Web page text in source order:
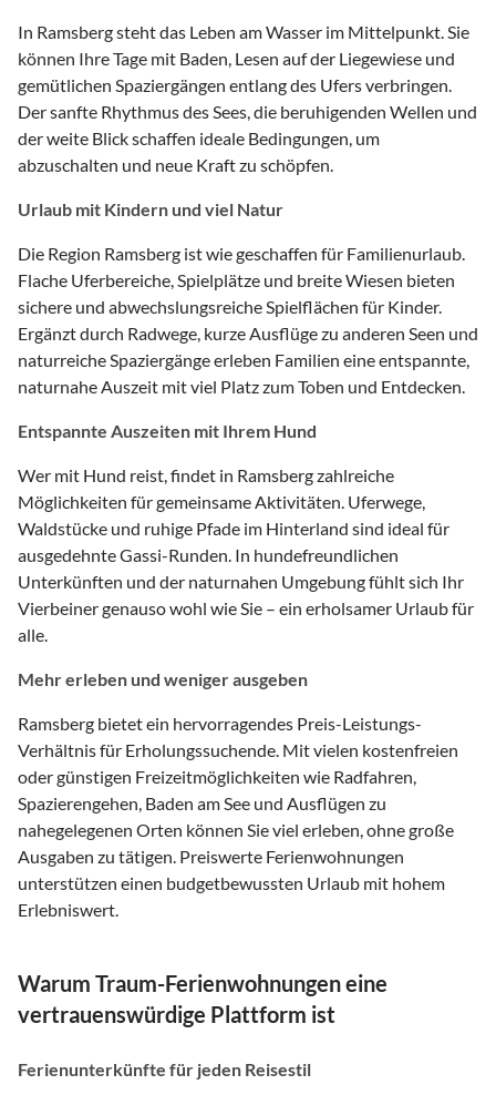
In Ramsberg steht das Leben am Wasser im Mittelpunkt. Sie
können Ihre Tage mit Baden, Lesen auf der Liegewiese und
gemütlichen Spaziergängen entlang des Ufers verbringen.
Der sanfte Rhythmus des Sees, die beruhigenden Wellen und
der weite Blick schaffen ideale Bedingungen, um
abzuschalten und neue Kraft zu schöpfen.
Urlaub mit Kindern und viel Natur
Die Region Ramsberg ist wie geschaffen für Familienurlaub.
Flache Uferbereiche, Spielplätze und breite Wiesen bieten
sichere und abwechslungsreiche Spielflächen für Kinder.
Ergänzt durch Radwege, kurze Ausflüge zu anderen Seen und
naturreiche Spaziergänge erleben Familien eine entspannte,
naturnahe Auszeit mit viel Platz zum Toben und Entdecken.
Entspannte Auszeiten mit Ihrem Hund
Wer mit Hund reist, findet in Ramsberg zahlreiche
Möglichkeiten für gemeinsame Aktivitäten. Uferwege,
Waldstücke und ruhige Pfade im Hinterland sind ideal für
ausgedehnte Gassi-Runden. In hundefreundlichen
Unterkünften und der naturnahen Umgebung fühlt sich Ihr
Vierbeiner genauso wohl wie Sie – ein erholsamer Urlaub für
alle.
Mehr erleben und weniger ausgeben
Ramsberg bietet ein hervorragendes Preis-Leistungs-
Verhältnis für Erholungssuchende. Mit vielen kostenfreien
oder günstigen Freizeitmöglichkeiten wie Radfahren,
Spazierengehen, Baden am See und Ausflügen zu
nahegelegenen Orten können Sie viel erleben, ohne große
Ausgaben zu tätigen. Preiswerte Ferienwohnungen
unterstützen einen budgetbewussten Urlaub mit hohem
Erlebniswert.
Warum Traum-Ferienwohnungen eine
vertrauenswürdige Plattform ist
Ferienunterkünfte für jeden Reisestil